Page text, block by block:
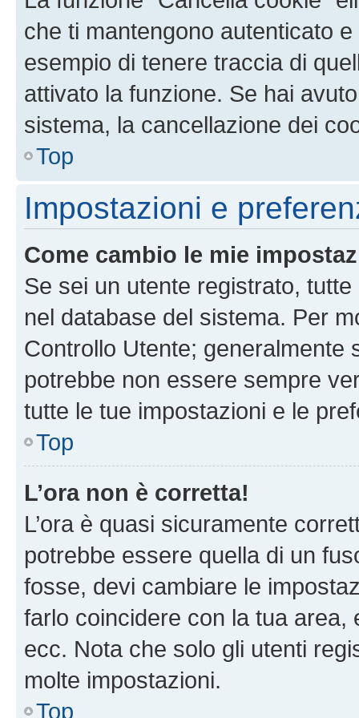
che ti mantengono autenticato
esempio di tenere traccia di
attivato la funzione. Se hai
sistema, la cancellazione dei
Top
Impostazioni e
Come cambio le mie
Se sei un utente registrato,
nel database del sistema. Per
Controllo Utente; generalmente
potrebbe non essere sempre
tutte le tue impostazioni e le
Top
L’ora non è corretta!
L’ora è quasi sicuramente
potrebbe essere quella di un
fosse, devi cambiare le
farlo coincidere con la tua area,
ecc. Nota che solo gli utenti
molte impostazioni.
Top